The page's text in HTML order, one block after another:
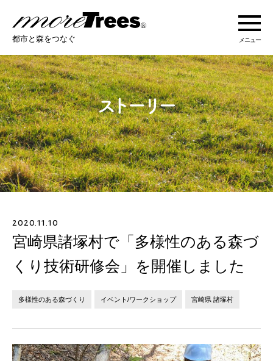
more trees
都市と森をつなぐ メニュー
more treesについて
活動紹介
活動地域
ストーリー
あなたにできること
お問い合わせ
2020.11.10
宮崎県諸塚村で「多様性のある森づ
くり技術研修会」を開催しました
多様性のある森づくり イベント/ワークショップ 宮崎県 諸塚村